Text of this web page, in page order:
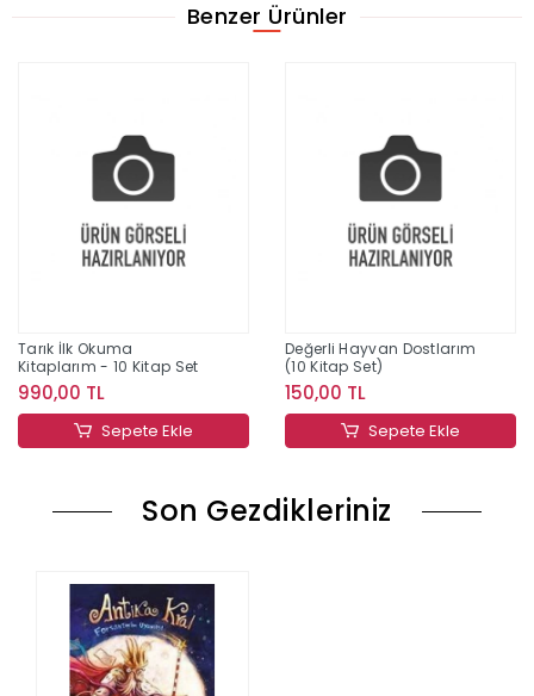
Benzer Ürünler
Tarık İlk Okuma
Kitaplarım - 10 Kitap Set
990,00 TL
Sepete Ekle
Değerli Hayvan Dostlarım
(10 Kitap Set)
150,00 TL
Sepete Ekle
Son Gezdikleriniz